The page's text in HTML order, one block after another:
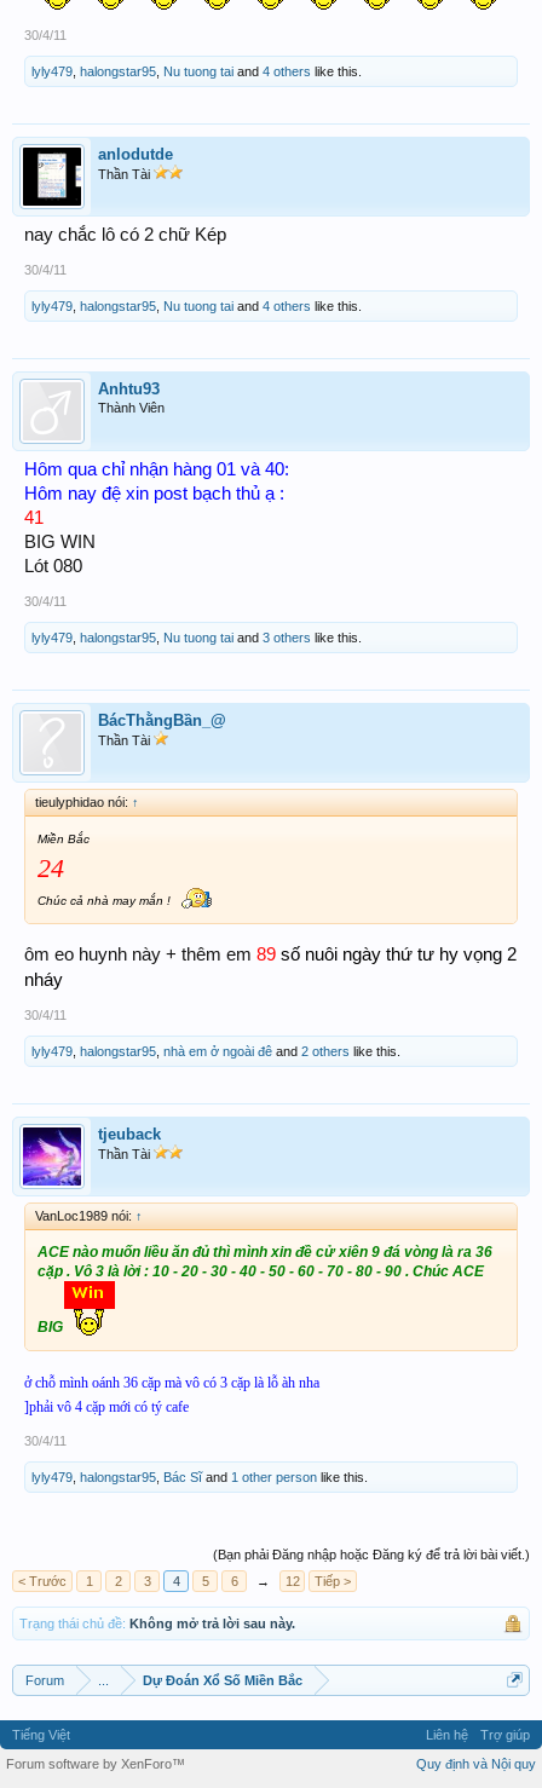
30/4/11
lyly479 halongstar95 Nu tuong tai and 4 others like this.
anlodutde
Thần Tài
nay chắc lô có 2 chữ Kép
30/4/11
lyly479 halongstar95 Nu tuong tai and 4 others like this.
Anhtu93
Thành Viên
Hôm qua chỉ nhận hàng 01 và 40:
Hôm nay đệ xin post bạch thủ ạ :
41
BIG WIN
Lót 080
30/4/11
lyly479 halongstar95 Nu tuong tai and 3 others like this.
BácThằngBần_@
Thần Tài
tieulyphidao nói: ↑
Miền Bắc
24
Chúc cả nhà may mắn !
ôm eo huynh này + thêm em 89 số nuôi ngày thứ tư hy vọng 2
nháy
30/4/11
lyly479 halongstar95 nhà em ở ngoài đê and 2 others like this.
tjeuback
Thần Tài
VanLoc1989 nói: ↑
ACE nào muốn liều ăn đủ thì mình xin đề cử xiên 9 đá vòng là ra 36
cặp . Vô 3 là lời : 10 - 20 - 30 - 40 - 50 - 60 - 70 - 80 - 90 . Chúc ACE
BIG
ở chỗ mình oánh 36 cặp mà vô có 3 cặp là lỗ àh nha
]phải vô 4 cặp mới có tý cafe
30/4/11
lyly479 halongstar95 Bác Sĩand 1 other person like this.
(Bạn phải Đăng nhập hoặc Đăng ký để trả lời bài viết.)
< Trước
1 2 3 4 5 6 → 12 Tiếp >
Trạng thái chủ đề: Không mở trả lời sau này.
Forum Dự Đoán Xổ Số Miền Bắc
Tiếng Việt Liên hệ
Trợ giúp
Quy định và Nội quy
Forum software by XenForo™